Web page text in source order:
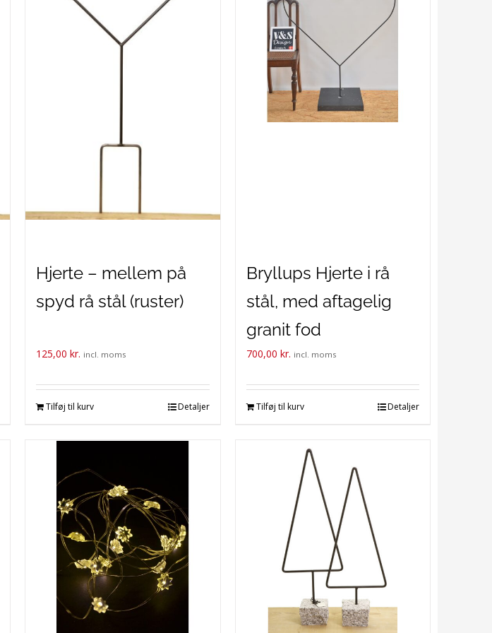
Hjerte – mellem på
spyd rå stål (ruster)
125,00 kr. incl. moms
Tilføj til kurv Detaljer
Bryllups Hjerte i rå
stål, med aftagelig
granit fod
700,00 kr. incl. moms
Tilføj til kurv Detaljer